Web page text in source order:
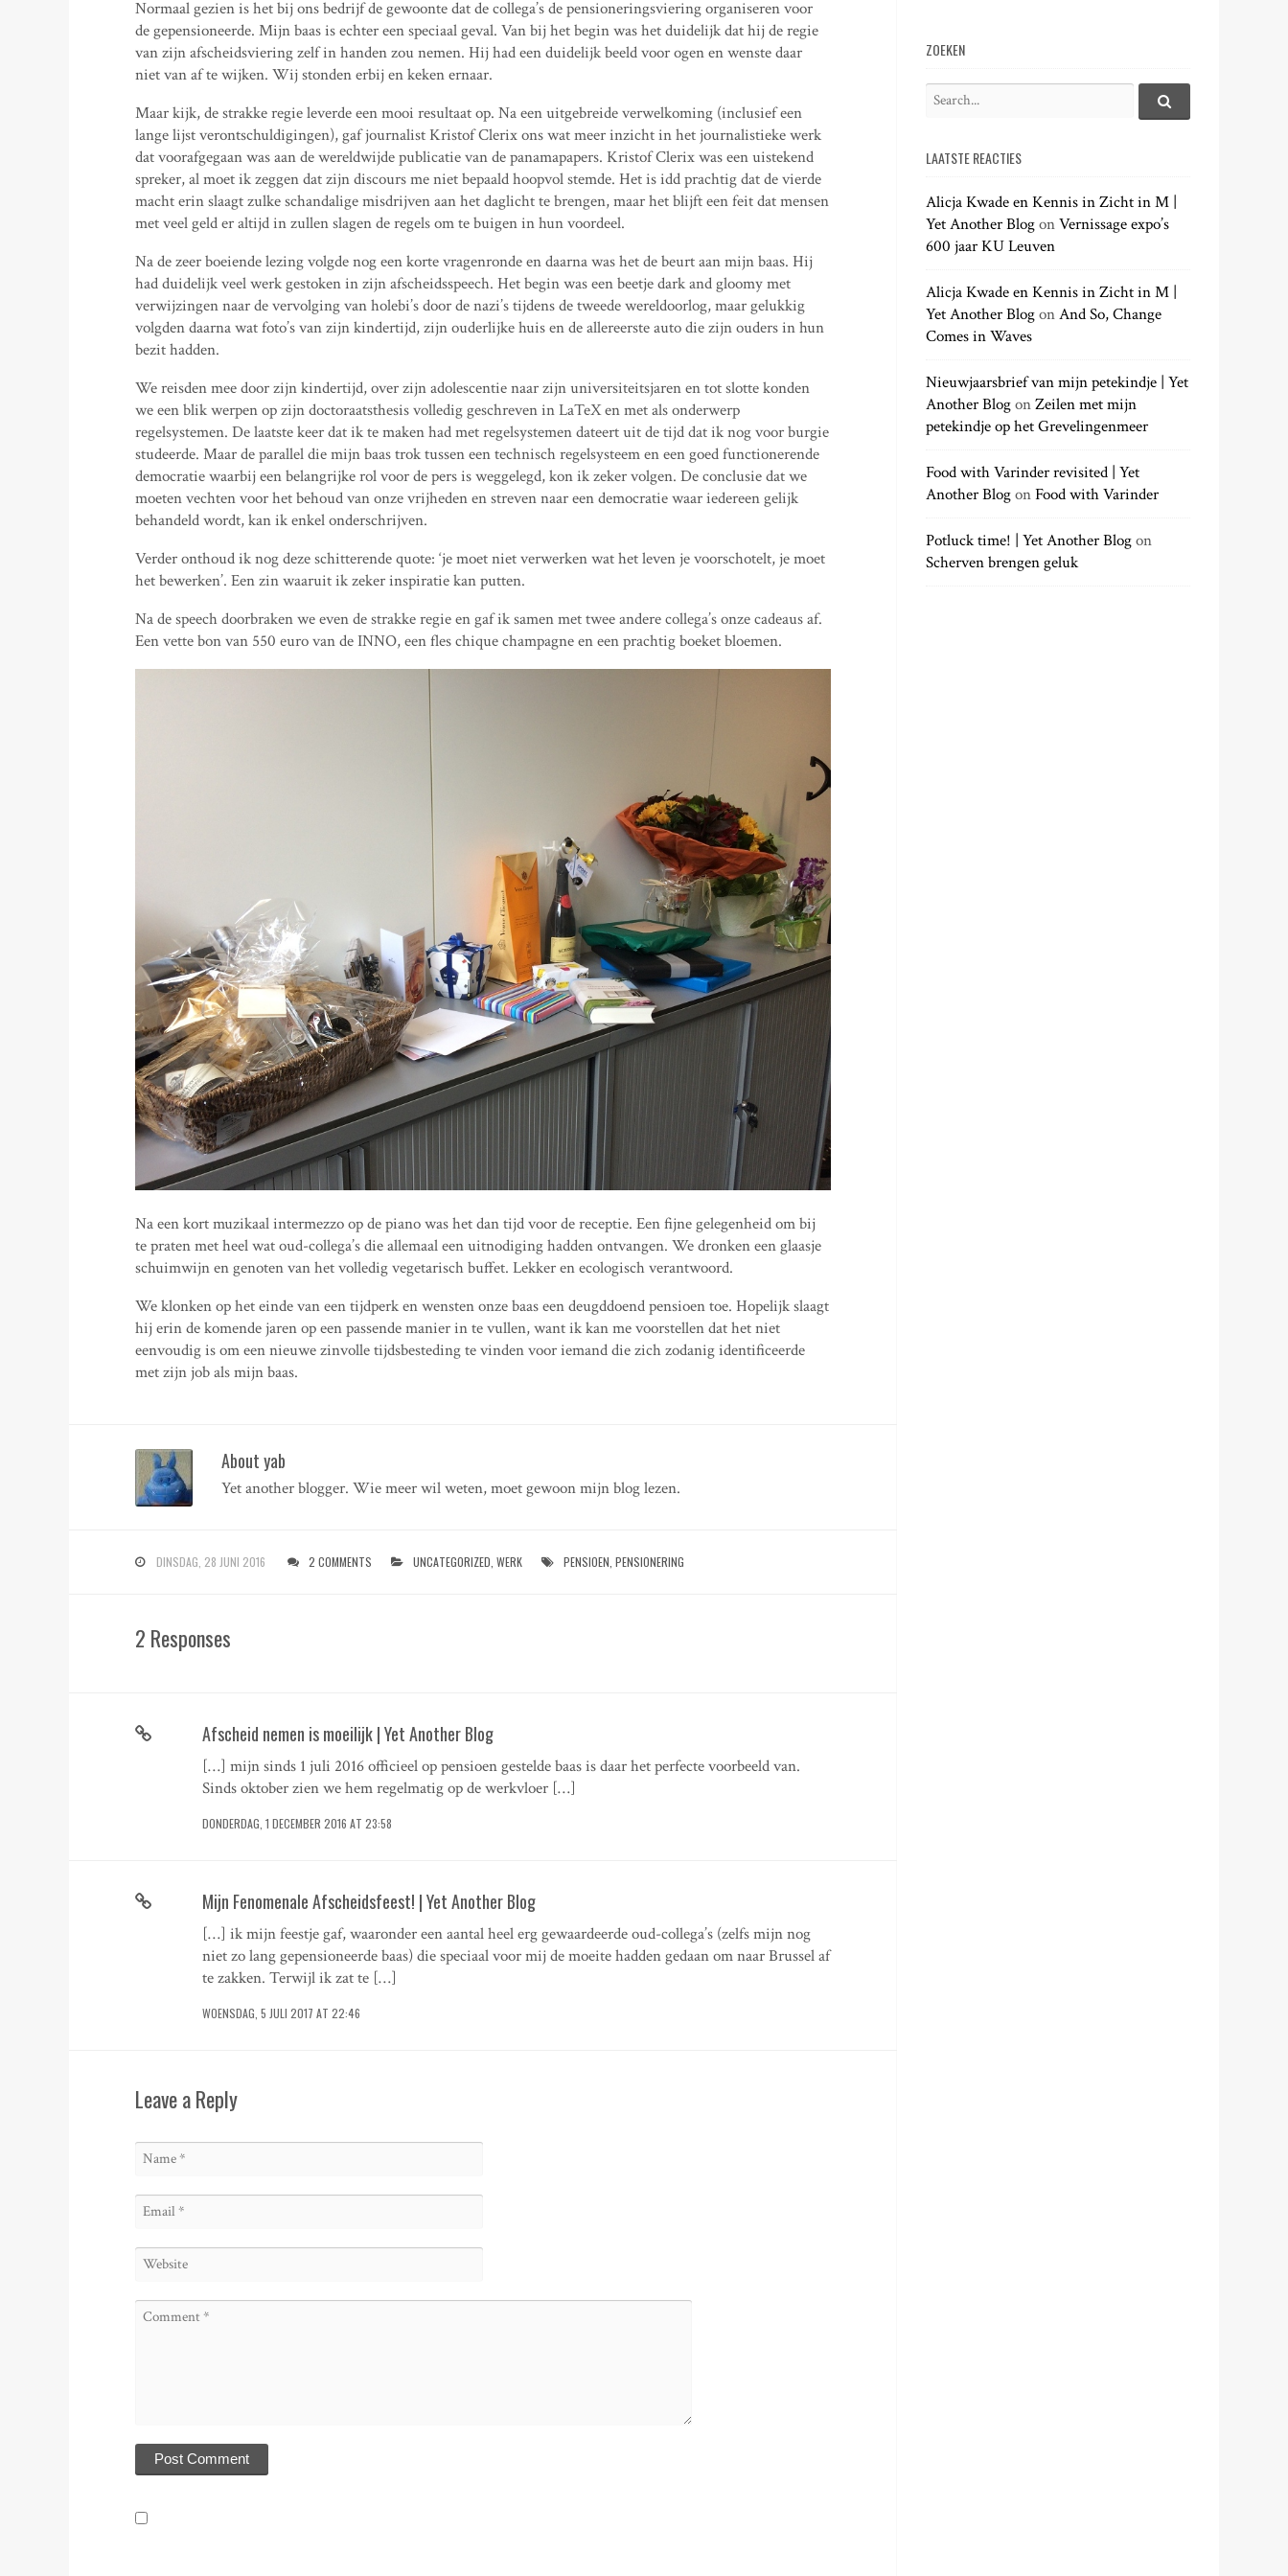
Normaal gezien is het bij ons bedrijf de gewoonte dat de collega’s de pensioneringsviering organiseren voor
de gepensioneerde. Mijn baas is echter een speciaal geval. Van bij het begin was het duidelijk dat hij de regie
van zijn afscheidsviering zelf in handen zou nemen. Hij had een duidelijk beeld voor ogen en wenste daar
niet van af te wijken. Wij stonden erbij en keken ernaar.
Maar kijk, de strakke regie leverde een mooi resultaat op. Na een uitgebreide verwelkoming (inclusief een
lange lijst verontschuldigingen), gaf journalist Kristof Clerix ons wat meer inzicht in het journalistieke werk
dat voorafgegaan was aan de wereldwijde publicatie van de panamapapers. Kristof Clerix was een uistekend
spreker, al moet ik zeggen dat zijn discours me niet bepaald hoopvol stemde. Het is idd prachtig dat de vierde
macht erin slaagt zulke schandalige misdrijven aan het daglicht te brengen, maar het blijft een feit dat mensen
met veel geld er altijd in zullen slagen de regels om te buigen in hun voordeel.
Na de zeer boeiende lezing volgde nog een korte vragenronde en daarna was het de beurt aan mijn baas. Hij
had duidelijk veel werk gestoken in zijn afscheidsspeech. Het begin was een beetje dark and gloomy met
verwijzingen naar de vervolging van holebi’s door de nazi’s tijdens de tweede wereldoorlog, maar gelukkig
volgden daarna wat foto’s van zijn kindertijd, zijn ouderlijke huis en de allereerste auto die zijn ouders in hun
bezit hadden.
We reisden mee door zijn kindertijd, over zijn adolescentie naar zijn universiteitsjaren en tot slotte konden
we een blik werpen op zijn doctoraatsthesis volledig geschreven in LaTeX en met als onderwerp
regelsystemen. De laatste keer dat ik te maken had met regelsystemen dateert uit de tijd dat ik nog voor burgie
studeerde. Maar de parallel die mijn baas trok tussen een technisch regelsysteem en een goed functionerende
democratie waarbij een belangrijke rol voor de pers is weggelegd, kon ik zeker volgen. De conclusie dat we
moeten vechten voor het behoud van onze vrijheden en streven naar een democratie waar iedereen gelijk
behandeld wordt, kan ik enkel onderschrijven.
Verder onthoud ik nog deze schitterende quote: ‘je moet niet verwerken wat het leven je voorschotelt, je moet
het bewerken’. Een zin waaruit ik zeker inspiratie kan putten.
Na de speech doorbraken we even de strakke regie en gaf ik samen met twee andere collega’s onze cadeaus af.
Een vette bon van 550 euro van de INNO, een fles chique champagne en een prachtig boeket bloemen.
Na een kort muzikaal intermezzo op de piano was het dan tijd voor de receptie. Een fijne gelegenheid om bij
te praten met heel wat oud-collega’s die allemaal een uitnodiging hadden ontvangen. We dronken een glaasje
schuimwijn en genoten van het volledig vegetarisch buffet. Lekker en ecologisch verantwoord.
We klonken op het einde van een tijdperk en wensten onze baas een deugddoend pensioen toe. Hopelijk slaagt
hij erin de komende jaren op een passende manier in te vullen, want ik kan me voorstellen dat het niet
eenvoudig is om een nieuwe zinvolle tijdsbesteding te vinden voor iemand die zich zodanig identificeerde
met zijn job als mijn baas.
About yab
Yet another blogger. Wie meer wil weten, moet gewoon mijn blog lezen.
DINSDAG, 28 JUNI 2016 2 COMMENTS UNCATEGORIZED ,WERK PENSIOEN ,PENSIONERING
2 Responses
Afscheid nemen is moeilijk | Yet Another Blog
[…] mijn sinds 1 juli 2016 officieel op pensioen gestelde baas is daar het perfecte voorbeeld van.
Sinds oktober zien we hem regelmatig op de werkvloer […]
DONDERDAG, 1 DECEMBER 2016 AT 23:58
Mijn Fenomenale Afscheidsfeest! | Yet Another Blog
[…] ik mijn feestje gaf, waaronder een aantal heel erg gewaardeerde oud-collega’s (zelfs mijn nog
niet zo lang gepensioneerde baas) die speciaal voor mij de moeite hadden gedaan om naar Brussel af
te zakken. Terwijl ik zat te […]
WOENSDAG, 5 JULI 2017 AT 22:46
Leave a Reply
ZOEKEN
r
h
f
o
:
S
h
.
LAATSTE REACTIES
Alicja Kwade en Kennis in Zicht in M |
Yet Another BlogonVernissage expo’s
600 jaar KU Leuven
Alicja Kwade en Kennis in Zicht in M |
Yet Another BlogonAnd So, Change
Comes in Waves
Nieuwjaarsbrief van mijn petekindje | Yet
Another BlogonZeilen met mijn
petekindje op het Grevelingenmeer
Food with Varinder revisited | Yet
Another BlogonFood with Varinder
Potluck time! | Yet Another Blogon
Scherven brengen geluk